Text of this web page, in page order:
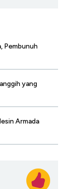
Pembunuh
yang
Armada